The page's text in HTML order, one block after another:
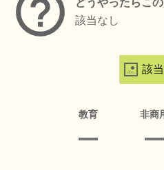
該当なし
該
教育 非商